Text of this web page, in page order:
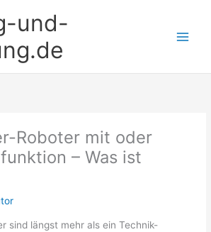
und-
Roboter mit oder
– Was ist
sind längst mehr als ein Technik-